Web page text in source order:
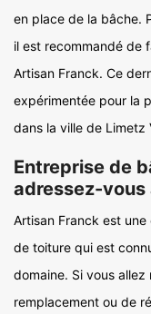
en place de la bâche.
il est recommandé de
Artisan Franck. Ce
expérimentée pour la
dans la ville de Limetz
Entreprise de
adressez-
Artisan Franck est
de toiture qui est
domaine. Si vous
remplacement ou de